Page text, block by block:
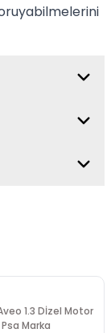
1.3 Dİzel Motor
Marka